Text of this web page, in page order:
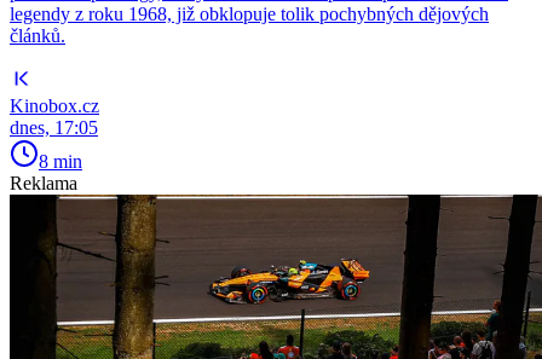
legendy z roku 1968, již obklopuje tolik pochybných dějových
článků.
Kinobox.cz
dnes, 17:05
8 min
Reklama